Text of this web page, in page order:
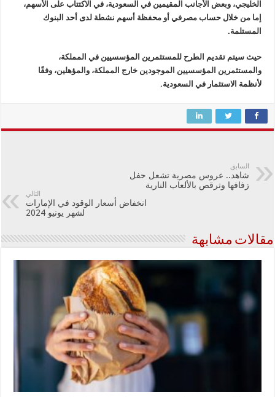
الخليجي، وبعض الأجانب المقيمين في السعودية، في الاكتتاب على الأسهم،
إما من خلال حساب مصرفي أو محفظة أسهم نشطة لدى أحد البنوك
المستلمة.
حيث سيتم تقديم الطرح للمستثمرين المؤسسيين في المملكة،
والمستثمرين المؤسسيين الموجودين خارج المملكة، والمؤهلين، وفقًا
لأنظمة الاستثمار في السعودية.
السابق
شاهد.. عروس مصرية تشعل حفل
زفافها وترقص بالألعاب النارية
التالي
انخفاض أسعار الوقود في الإمارات
لشهر يونيو 2024
مقالات مشابهة